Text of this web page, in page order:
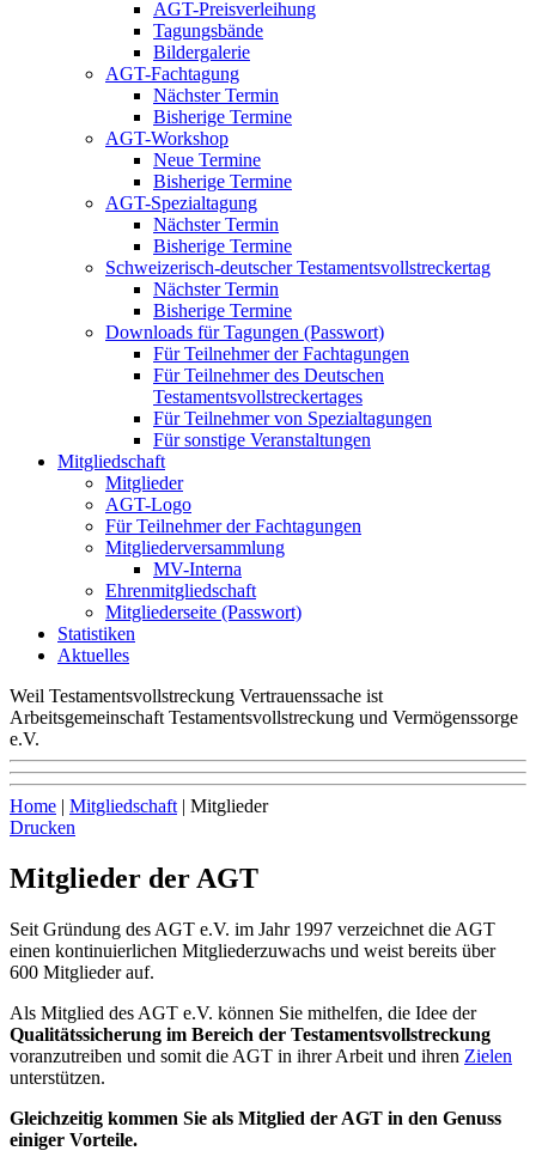
AGT-Preisverleihung
Tagungsbände
Bildergalerie
AGT-Fachtagung
Nächster Termin
Bisherige Termine
AGT-Workshop
Neue Termine
Bisherige Termine
AGT-Spezialtagung
Nächster Termin
Bisherige Termine
Schweizerisch-deutscher Testamentsvollstreckertag
Nächster Termin
Bisherige Termine
Downloads für Tagungen (Passwort)
Für Teilnehmer der Fachtagungen
Für Teilnehmer des Deutschen
Testamentsvollstreckertages
Für Teilnehmer von Spezialtagungen
Für sonstige Veranstaltungen
Mitgliedschaft
Mitglieder
AGT-Logo
Für Teilnehmer der Fachtagungen
Mitgliederversammlung
MV-Interna
Ehrenmitgliedschaft
Mitgliederseite (Passwort)
Statistiken
Aktuelles
Weil Testamentsvollstreckung Vertrauenssache ist
Arbeitsgemeinschaft Testamentsvollstreckung und Vermögenssorge
e.V.
Home | Mitgliedschaft | Mitglieder
Drucken
Mitglieder der AGT
Seit Gründung des AGT e.V. im Jahr 1997 verzeichnet die AGT
einen kontinuierlichen Mitgliederzuwachs und weist bereits über
600 Mitglieder auf.
Als Mitglied des AGT e.V. können Sie mithelfen, die Idee der
Qualitätssicherung im Bereich der Testamentsvollstreckung
voranzutreiben und somit die AGT in ihrer Arbeit und ihren Zielen
unterstützen.
Gleichzeitig kommen Sie als Mitglied der AGT in den Genuss
einiger Vorteile.